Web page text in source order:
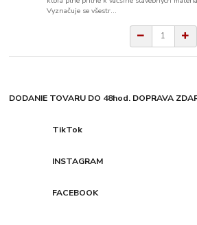
Vyznačuje se všestr...
DODANIE TOVARU DO 48hod. DOPRAVA
TikTok
INSTAGRAM
FACEBOOK